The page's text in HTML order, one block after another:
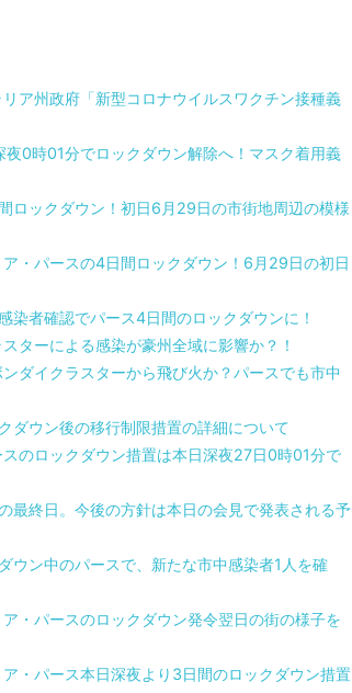
ア州政府「新型コロナウイルスワクチン接種義
0時01分でロックダウン解除へ！マスク着用義
ロックダウン！初日6月29日の市街地周辺の模様
・パースの4日間ロックダウン！6月29日の初日
者確認でパース4日間のロックダウンに！
ターによる感染が豪州全域に影響か？！
ダイクラスターから飛び火か？パースでも市中
ダウン後の移行制限措置の詳細について
のロックダウン措置は本日深夜27日0時01分で
最終日。今後の方針は本日の会見で発表される予
ウン中のパースで、新たな市中感染者1人を確
・パースのロックダウン発令翌日の街の様子を
・パース本日深夜より3日間のロックダウン措置